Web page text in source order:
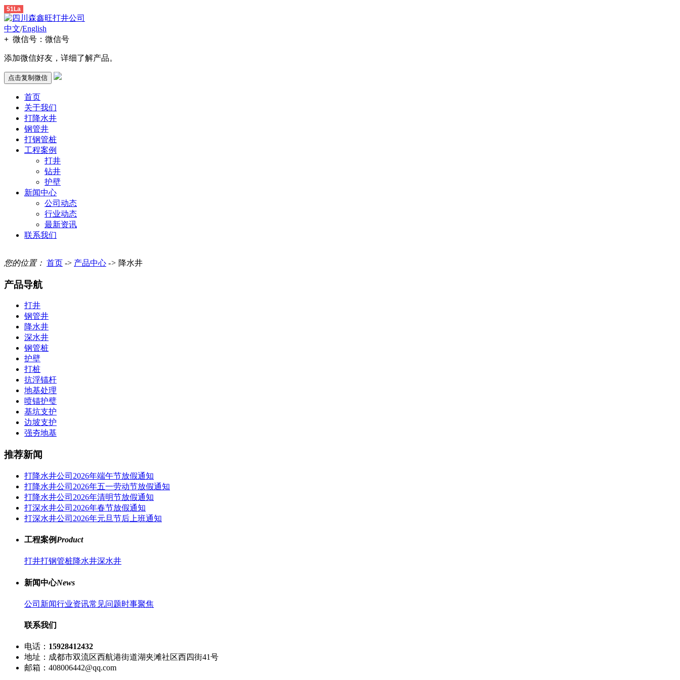
51La
中文/English
+ 微信号： 微信号
添加微信好友，详细了解产品。
点击复制微信
首页
关于我们
打降水井
钢管井
打钢管桩
工程案例
打井
钻井
护壁
新闻中心
公司动态
行业动态
最新资讯
联系我们
您的位置： 首页 -> 产品中心 -> 降水井
产品导航
打井
钢管井
降水井
深水井
钢管桩
护壁
打桩
抗浮锚杆
地基处理
喷锚护璧
基坑支护
边坡支护
强夯地基
推荐新闻
打降水井公司2026年端午节放假通知
打降水井公司2026年五一劳动节放假通知
打降水井公司2026年清明节放假通知
打深水井公司2026年春节放假通知
打深水井公司2026年元旦节后上班通知
工程案例 Product
打井打钢管桩降水井深水井
新闻中心News
公司新闻行业资讯常见问题时事聚焦
联系我们
电话： 15928412432
地址：成都市双流区西航港街道湖夹滩社区西四街41号
邮箱：408006442@qq.com